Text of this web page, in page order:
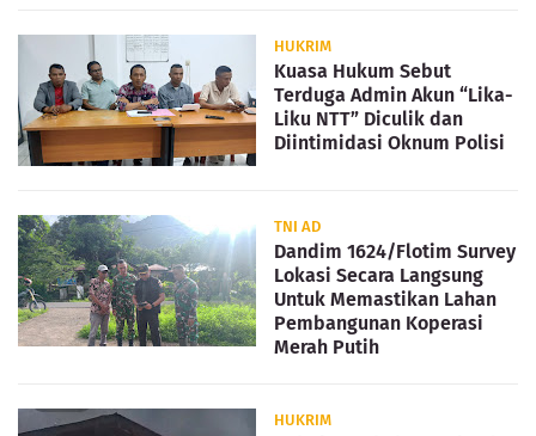
HUKRIM
Kuasa Hukum Sebut
Terduga Admin Akun “Lika-
Liku NTT” Diculik dan
Diintimidasi Oknum Polisi
TNI AD
Dandim 1624/Flotim Survey
Lokasi Secara Langsung
Untuk Memastikan Lahan
Pembangunan Koperasi
Merah Putih
HUKRIM